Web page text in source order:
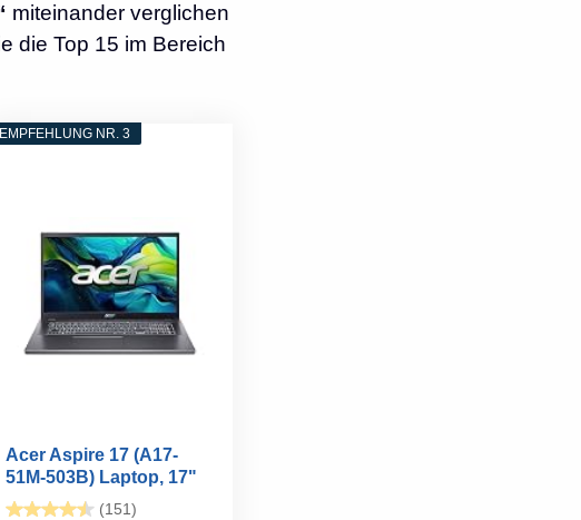
miteinander verglichen
die Top 15 im Bereich
EMPFEHLUNG NR. 3
Acer Aspire 17 (A17-
51M-503B) Laptop, 17"
FHD IPS...
(151)